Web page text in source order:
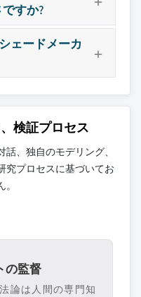
すか?
ェードメーカ
検証プロセス
、独自のモデリング、
究プロセスに基づいてお
の監督
論は人間の専門知